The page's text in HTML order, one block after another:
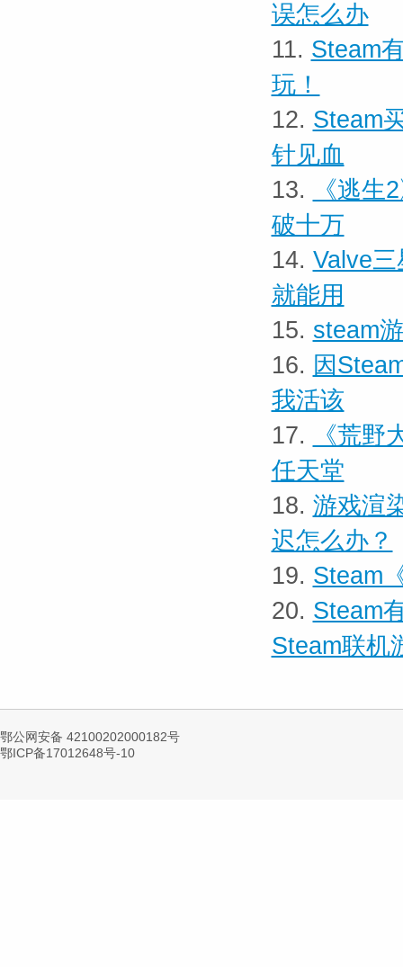
误怎么办
11. Steam
玩！
12. Steam
针见血
13.
《逃
破十万
14. Valve
就能用
15. steam
16. 因
我活该
17.
《荒
任天堂
18. 游戏渲
迟怎么办？
19. Steam
20. Steam
Steam联机
鄂公网安备 42100202000182号
鄂ICP备17012648号-10